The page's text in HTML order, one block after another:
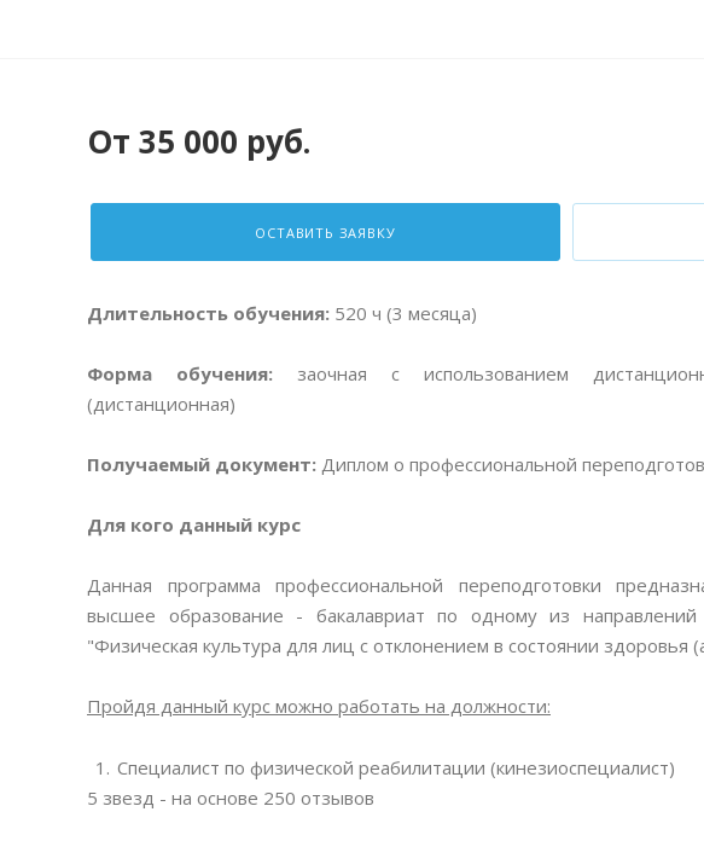
От 35 000 руб.
ОСТАВИТЬ ЗАЯВКУ
Длительность обучения: 520 ч (3 месяца)
Форма обучения: заочная с использованием
(дистанционная)
Получаемый документ: Диплом о профессиональной
Для кого данный курс
Данная программа профессиональной переподготовки
высшее образование - бакалавриат по одному из направлений
"Физическая культура для лиц с отклонением в состоянии здоровья
Пройдя данный курс можно работать на должности:
Специалист по физической реабилитации (кинезиоспециалист)
5 звезд - на основе 250 отзывов